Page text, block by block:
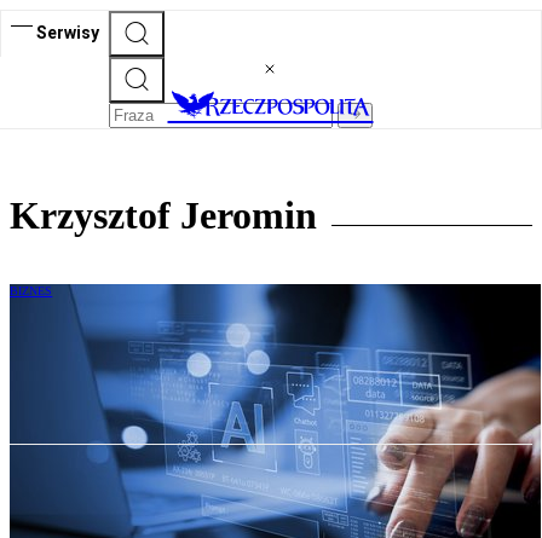
Serwisy
Krzysztof Jeromin
BIZNES
Jak wdrożyć agenta AI do transkrypcji
spotkań